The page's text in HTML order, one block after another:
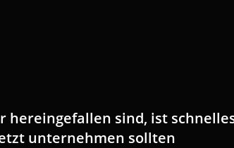
hereingefallen sind, ist
unternehmen sollten